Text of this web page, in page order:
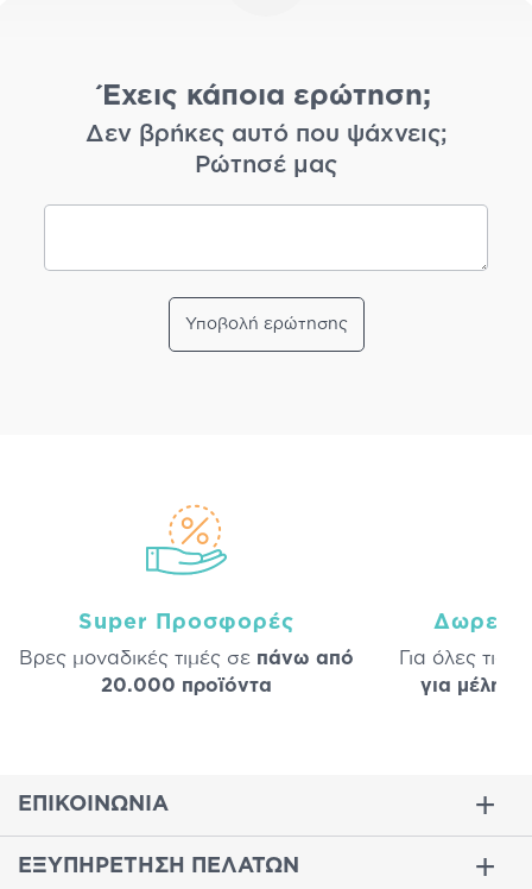
Έχεις κάποια ερώτηση;
Δεν βρήκες αυτό που ψάχνεις;
Ρώτησέ μας
Υποβολή ερώτησης
Super Προσφορές
Βρες μοναδικές τιμές σε πάνω από
20.000 προϊόντα
Δωρεάν
Για όλες τις
για μέλη
ΕΠΙΚΟΙΝΩΝΙΑ
ΕΞΥΠΗΡΕΤΗΣΗ ΠΕΛΑΤΩΝ